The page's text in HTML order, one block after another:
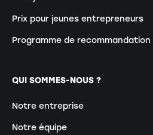
Prix pour jeunes entrepreneurs
Programme de recommandation
QUI SOMMES-NOUS ?
Notre entreprise
Notre équipe